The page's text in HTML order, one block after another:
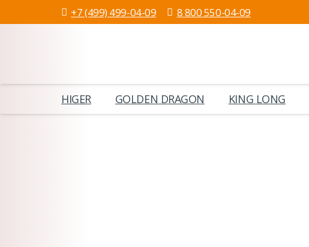
+7 (499) 499-04-09 8 800 550-04-09
HIGER GOLDEN DRAGON KING LONG